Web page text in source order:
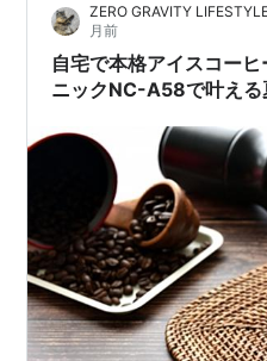
ZERO GRAVITY
月前
自宅で本格アイスコー
ニックNC-A58で叶える